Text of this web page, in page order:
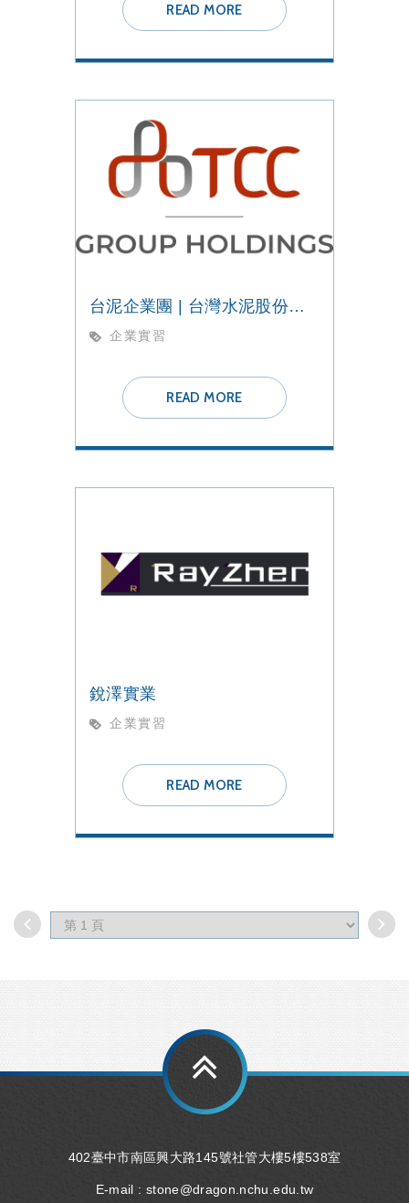
READ MORE
台泥企業團 | 台灣水泥股份有限公司
企業實習
READ MORE
銳澤實業
企業實習
READ MORE
402臺中市南區興大路145號社管大樓5樓538室
E-mail : stone@dragon.nchu.edu.tw